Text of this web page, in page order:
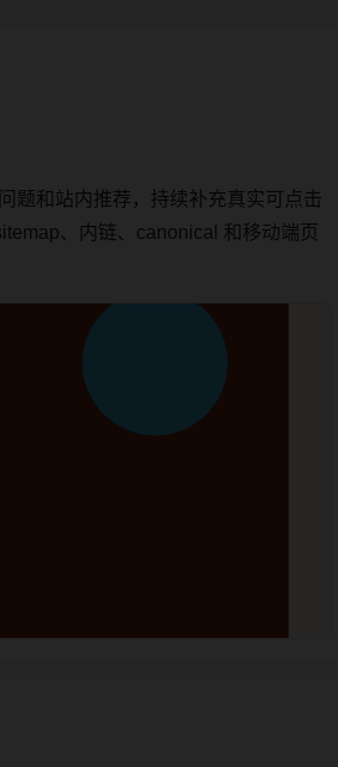
题和站内推荐，持续补充真实可点击
、内链、canonical 和移动端页